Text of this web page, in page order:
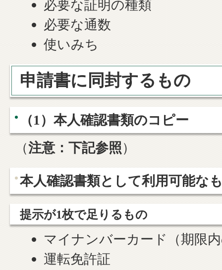
必要な証明の種類
必要な通数
使いみち
申請書に同封するもの
（1）本人確認書類のコピー
（注意：下記参照）
本人確認書類として利用可能な
提示が1枚で足りるもの
マイナンバーカード（期限
運転免許証